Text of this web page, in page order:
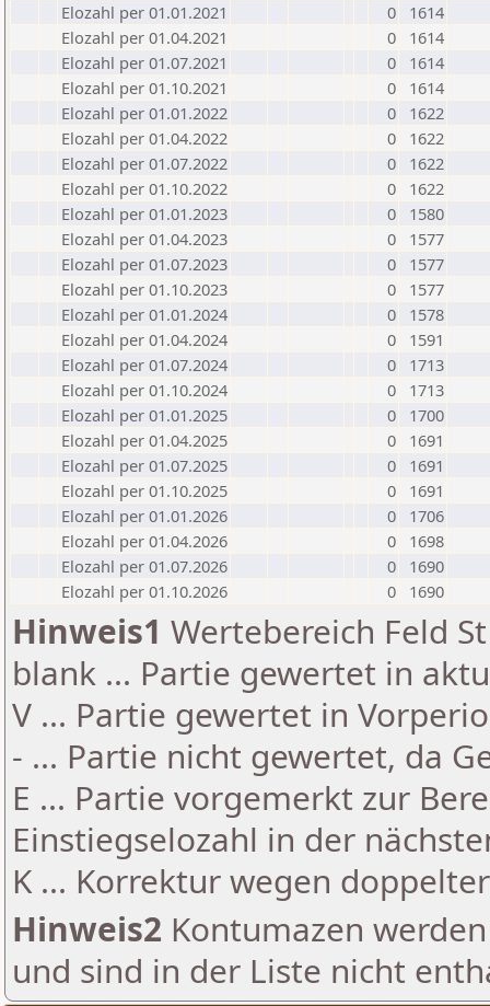
Elozahl per 01.01.2021
0
1614
Elozahl per 01.04.2021
0
1614
Elozahl per 01.07.2021
0
1614
Elozahl per 01.10.2021
0
1614
Elozahl per 01.01.2022
0
1622
Elozahl per 01.04.2022
0
1622
Elozahl per 01.07.2022
0
1622
Elozahl per 01.10.2022
0
1622
Elozahl per 01.01.2023
0
1580
Elozahl per 01.04.2023
0
1577
Elozahl per 01.07.2023
0
1577
Elozahl per 01.10.2023
0
1577
Elozahl per 01.01.2024
0
1578
Elozahl per 01.04.2024
0
1591
Elozahl per 01.07.2024
0
1713
Elozahl per 01.10.2024
0
1713
Elozahl per 01.01.2025
0
1700
Elozahl per 01.04.2025
0
1691
Elozahl per 01.07.2025
0
1691
Elozahl per 01.10.2025
0
1691
Elozahl per 01.01.2026
0
1706
Elozahl per 01.04.2026
0
1698
Elozahl per 01.07.2026
0
1690
Elozahl per 01.10.2026
0 1690
Hinweis1 Wertebereich Feld
blank ... Partie gewertet in
V ... Partie gewertet in
- ... Partie nicht gewertet, da
E ... Partie vorgemerkt zur
Einstiegselozahl in der
K ... Korrektur wegen
Hinweis2 Kontumazen
und sind in der Liste nicht